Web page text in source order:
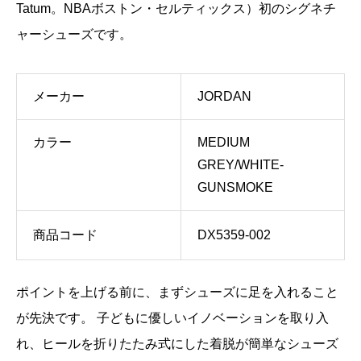
Tatum。NBAボストン・セルティックス）初のシグネチ
ャーシューズです。
メーカー JORDAN
カラー
MEDIUM
GREY/WHITE-
GUNSMOKE
商品コード DX5359-002
ポイントを上げる前に、まずシューズに足を入れること
が先決です。 子どもに優しいイノベーションを取り入
れ、ヒールを折りたたみ式にした着脱が簡単なシューズ